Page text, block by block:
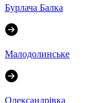
Бурлача Балка
Малодолинське
Олександрівка